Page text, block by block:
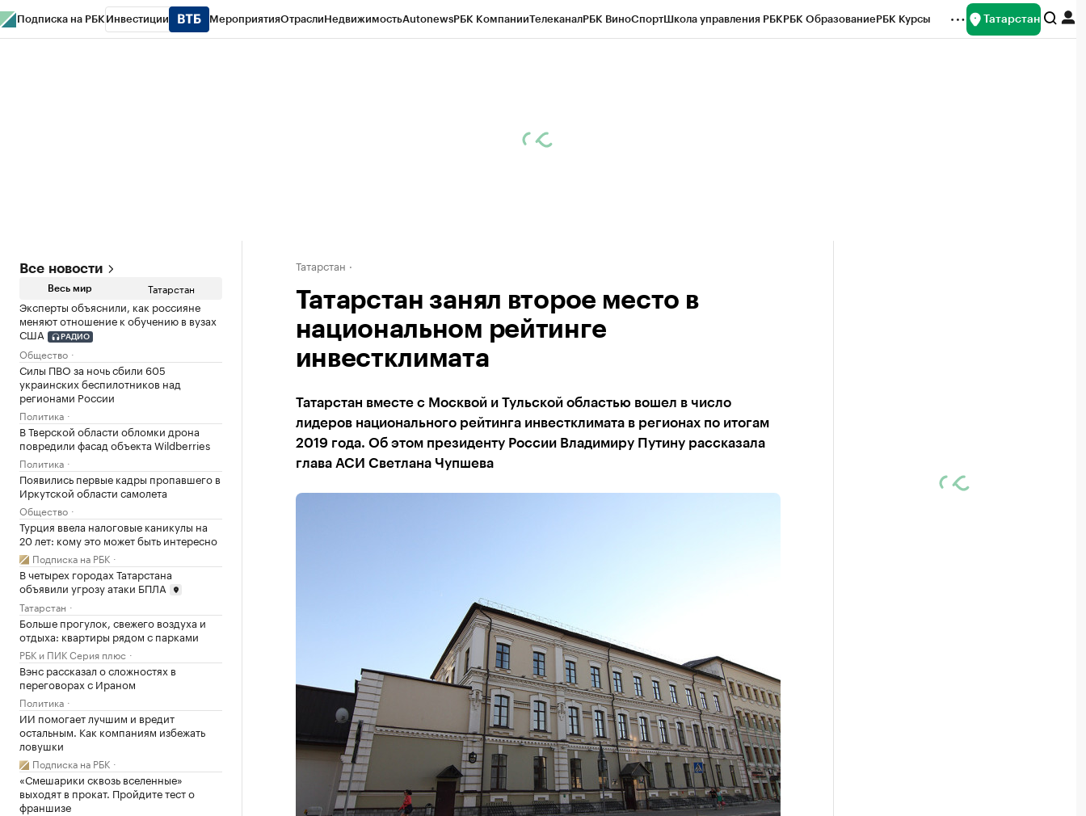
Подписка на РБК Инвестиции МероприятияОтраслиНедвижимостьAutonewsРБК КомпанииТелеканалРБК ВиноСпортШкола управления РБКРБК ОбразованиеРБК Курсы Татарстан
Все новости
Весь мир Татарстан
Эксперты объяснили, как россияне
меняют отношение к обучению в вузах
США
РАДИО
Общество
Силы ПВО за ночь сбили 605
украинских беспилотников над
регионами России
Политика
В Тверской области обломки дрона
повредили фасад объекта Wildberries
Политика
Появились первые кадры пропавшего в
Иркутской области самолета
Общество
Турция ввела налоговые каникулы на
20 лет: кому это может быть интересно
Подписка на РБК
В четырех городах Татарстана
объявили угрозу атаки БПЛА
Татарстан
Больше прогулок, свежего воздуха и
отдыха: квартиры рядом с парками
РБК и ПИК Серия плюс
Вэнс рассказал о сложностях в
переговорах с Ираном
Политика
ИИ помогает лучшим и вредит
остальным. Как компаниям избежать
ловушки
Подписка на РБК
«Смешарики сквозь вселенные»
выходят в прокат. Пройдите тест о
франшизе
Татарстан
Татарстан занял второе место в
национальном рейтинге
инвестклимата
Татарстан вместе с Москвой и Тульской областью вошел в число
лидеров национального рейтинга инвестклимата в регионах по итогам
2019 года. Об этом президенту России Владимиру Путину рассказала
глава АСИ Светлана Чупшева